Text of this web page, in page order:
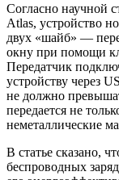
Согласно научной
Atlas, устройство
двух «шайб» —
окну при помощи
Передатчик
устройству через
не должно
передается не
неметаллические
В статье сказано,
беспроводных